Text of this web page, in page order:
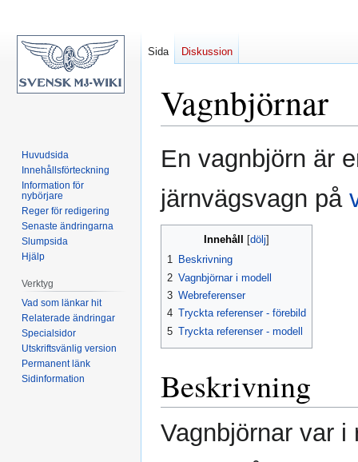
Vagnbjörnar
Hoppa
till
Hoppa
till
En vagnbjörn är
järnvägsvagn på
Innehåll
1 Beskrivning
2 Vagnbjörnar i modell
3 Webreferenser
4 Tryckta referenser - förebild
5 Tryckta referenser - modell
Beskrivning
Vagnbjörnar var
Sida Diskussion
Huvudsida
Innehållsförteckning
Information för
nybörjare
Reger för redigering
Senaste ändringarna
Slumpsida
Hjälp
Verktyg
Vad som länkar hit
Relaterade ändringar
Specialsidor
Utskriftsvänlig version
Permanent länk
Sidinformation